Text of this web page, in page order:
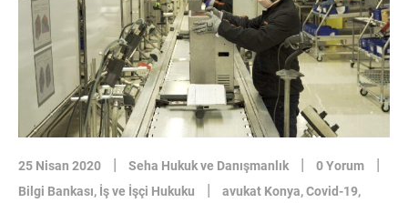
25 Nisan 2020 | Seha Hukuk ve Danışmanlık | 0 Yorum |
Bilgi Bankası, İş ve İşçi Hukuku | avukat Konya,Covid-19,